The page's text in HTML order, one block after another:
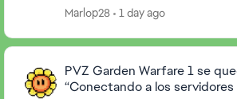
Marlop28
1 day ago
PVZ Garden Warfare 1 se
“Conectando a los servidores